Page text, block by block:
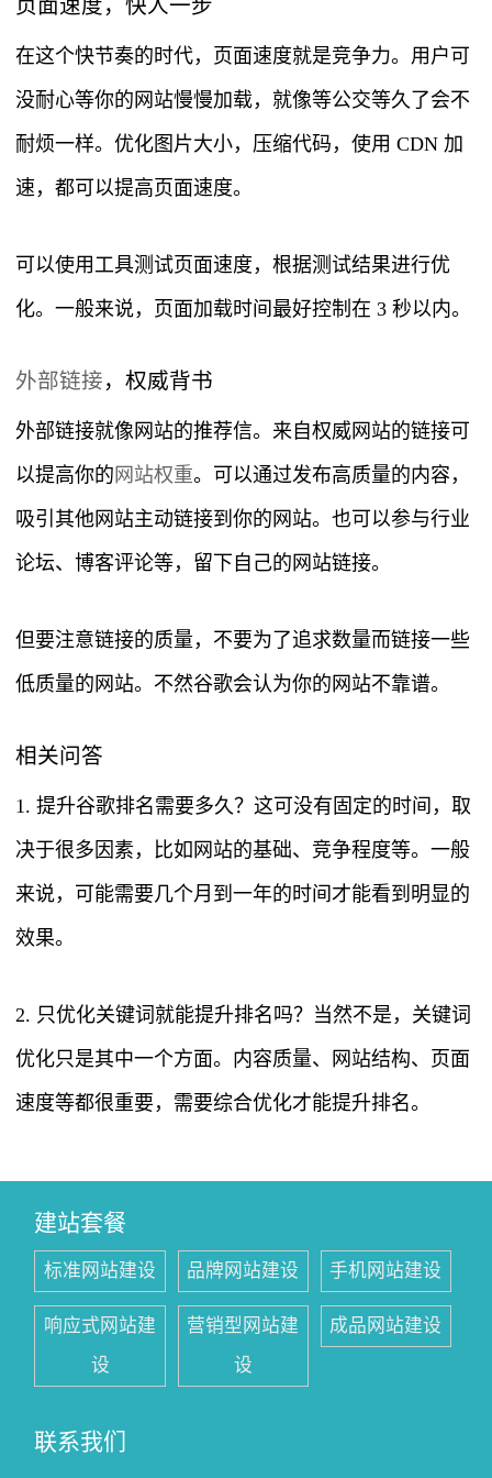
页面速度，快人一步
在这个快节奏的时代，页面速度就是竞争力。用户可
没耐心等你的网站慢慢加载，就像等公交等久了会不
耐烦一样。优化图片大小，压缩代码，使用 CDN 加
速，都可以提高页面速度。
可以使用工具测试页面速度，根据测试结果进行优
化。一般来说，页面加载时间最好控制在 3 秒以内。
外部链接，权威背书
外部链接就像网站的推荐信。来自权威网站的链接可
以提高你的 网站权重。可以通过发布高质量的内容，
吸引其他网站主动链接到你的网站。也可以参与行业
论坛、博客评论等，留下自己的网站链接。
但要注意链接的质量，不要为了追求数量而链接一些
低质量的网站。不然谷歌会认为你的网站不靠谱。
相关问答
1. 提升谷歌排名需要多久？这可没有固定的时间，取
决于很多因素，比如网站的基础、竞争程度等。一般
来说，可能需要几个月到一年的时间才能看到明显的
效果。
2. 只优化关键词就能提升排名吗？当然不是，关键词
优化只是其中一个方面。内容质量、网站结构、页面
速度等都很重要，需要综合优化才能提升排名。
建站套餐
标准网站建设 品牌网站建设 手机网站建设
响应式网站建
设
营销型网站建
设
成品网站建设
联系我们